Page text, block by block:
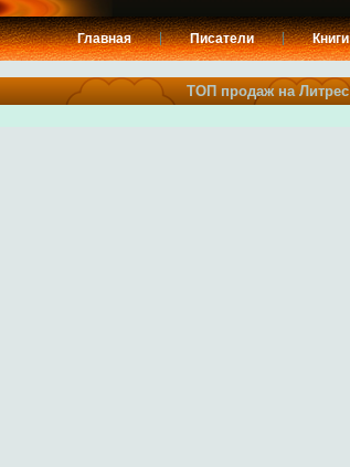
Главная Писатели Книги
ТОП продаж на Литрес